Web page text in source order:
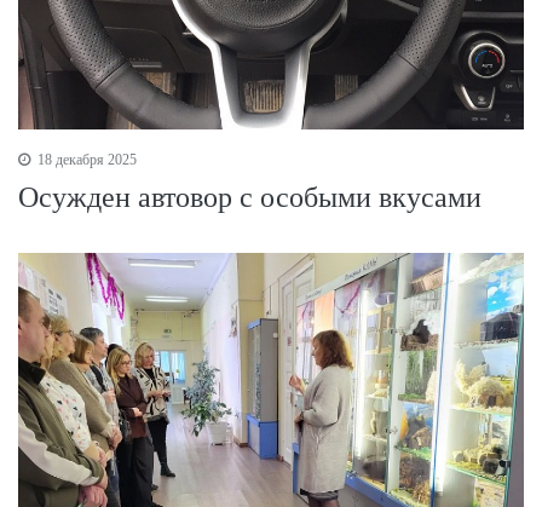
18 декабря 2025
Осужден автовор с особыми вкусами